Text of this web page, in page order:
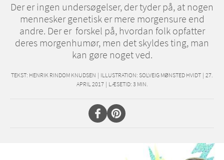
Der er ingen undersøgelser, der tyder på, at nogen
mennesker genetisk er mere morgensure end
andre. Der er forskel på, hvordan folk opfatter
deres morgenhumør, men det skyldes ting, man
kan gøre noget ved.
TEKST: HENRIK RINDOM KNUDSEN | ILLUSTRATION: SOLVEIG MØNSTED HVIDT | 27.
APRIL 2017 | LÆSETID: 3 MIN.